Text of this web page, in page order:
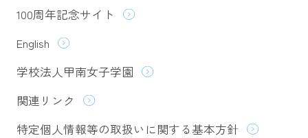
100周年記念サイト
English
学校法人甲南女子学園
関連リンク
特定個人情報等の取扱いに関する基本方針